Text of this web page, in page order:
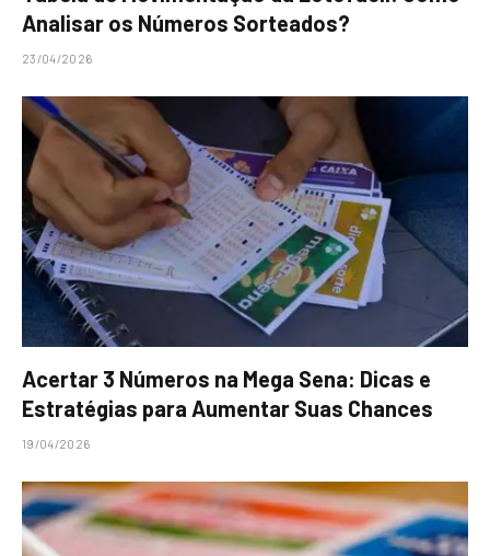
Analisar os Números Sorteados?
23/04/2026
Acertar 3 Números na Mega Sena: Dicas e
Estratégias para Aumentar Suas Chances
19/04/2026